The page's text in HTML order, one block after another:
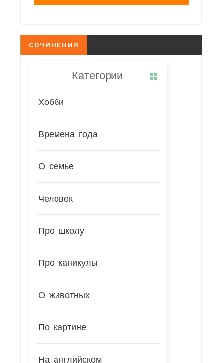
СОЧИНЕНИЯ
Категории
Хобби
Времена года
О семье
Человек
Про школу
Про каникулы
О животных
По картине
На английском